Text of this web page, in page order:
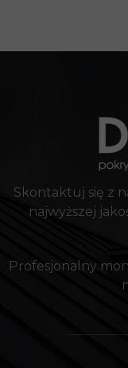
Skontaktuj się z
najwyższej
Profesjonalny